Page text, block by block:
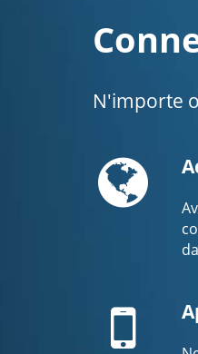
N'importe
Globe
Mobile